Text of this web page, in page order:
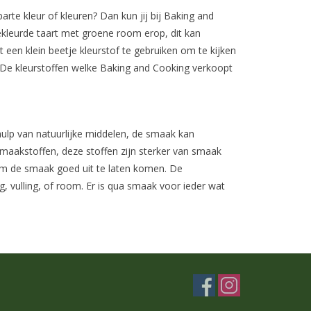
kleur of kleuren? Dan kun jij bij Baking and
taart met groene room erop, dit kan
klein beetje kleurstof te gebruiken om te kijken
kleurstoffen welke Baking and Cooking verkoopt
van natuurlijke middelen, de smaak kan
deze stoffen zijn sterker van smaak
de smaak goed uit te laten komen. De
vulling, of room. Er is qua smaak voor ieder wat